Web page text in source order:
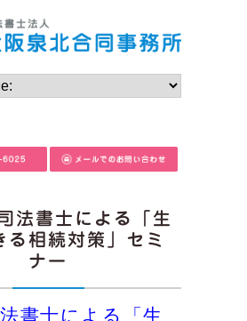
書士による「生
る相続対策」セミ
ナー
書士による「生